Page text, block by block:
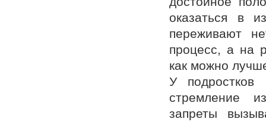
оказаться в
переживают
процесс, а на
как можно
У подростков
стремление
запреты